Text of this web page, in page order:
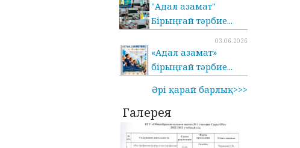
"Адал азамат"
Бірыңғай тәрбие...
03.06.2026
«Адал азамат»
бірыңғай тәрбие...
Әрі қарай барлық>>>
Галерея